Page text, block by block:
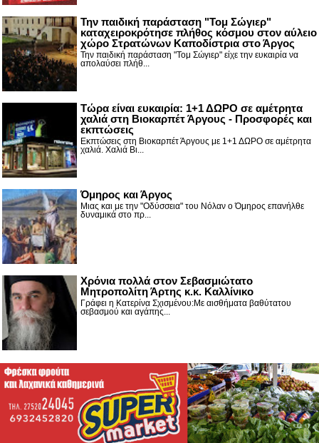
Την παιδική παράσταση "Τομ Σώγιερ"
καταχειροκρότησε πλήθος κόσμου στον αύλειο
χώρο Στρατώνων Καποδίστρια στο Άργος
Την παιδική παράσταση "Τομ Σώγιερ" είχε την ευκαιρία να
απολαύσει πλήθ...
Τώρα είναι ευκαιρία: 1+1 ΔΩΡΟ σε αμέτρητα
χαλιά στη Βιοκαρπέτ Άργους - Προσφορές και
εκπτώσεις
Εκπτώσεις στη Βιοκαρπέτ Άργους με 1+1 ΔΩΡΟ σε αμέτρητα
χαλιά. Χαλιά Βι...
Όμηρος και Άργος
Μιας και με την "Οδύσσεια" του Νόλαν ο Όμηρος επανήλθε
δυναμικά στο πρ...
Χρόνια πολλά στον Σεβασμιώτατο
Μητροπολίτη Άρτης κ.κ. Καλλίνικο
Γράφει η Κατερίνα Σχισμένου:Με αισθήματα βαθύτατου
σεβασμού και αγάπης...